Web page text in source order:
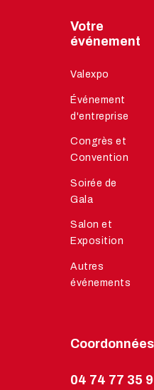
Votre
événement
Valexpo
Événement
d'entreprise
Congrès et
Convention
Soirée de
Gala
Salon et
Exposition
Autres
événements
Coordonnées
04 74 77 35